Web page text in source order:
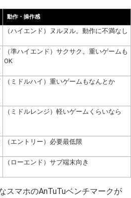
動作・操作感
（ハイエンド）ヌルヌル。動作に不満なし
（準ハイエンド）サクサク。重いゲームも
OK
（ミドルハイ）重いゲームもなんとか
（ミドルレンジ）軽いゲームくらいなら
（エントリー）必要最低限
（ローエンド）サブ端末向き
スマホのAnTuTuベンチマークが